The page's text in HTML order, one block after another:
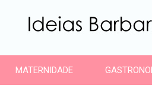
MATERNIDADE